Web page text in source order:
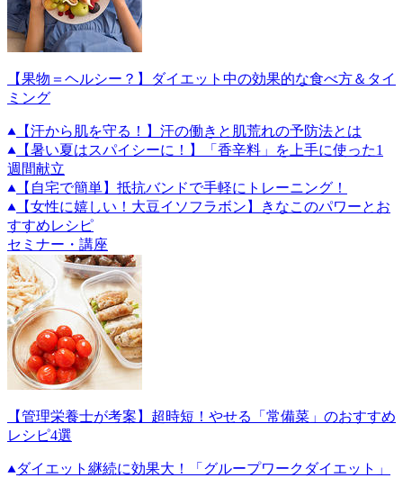
【果物＝ヘルシー？】ダイエット中の効果的な食べ方＆タイ
ミング
【汗から肌を守る！】汗の働きと肌荒れの予防法とは
【暑い夏はスパイシーに！】「香辛料」を上手に使った1
週間献立
【自宅で簡単】抵抗バンドで手軽にトレーニング！
【女性に嬉しい！大豆イソフラボン】きなこのパワーとお
すすめレシピ
セミナー・講座
【管理栄養士が考案】超時短！やせる「常備菜」のおすすめ
レシピ4選
ダイエット継続に効果大！「グループワークダイエット」